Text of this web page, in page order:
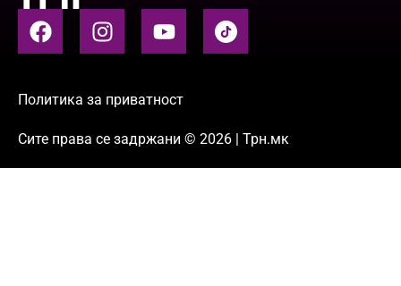
Политика за приватност
Сите права се задржани © 2026 | Трн.мк